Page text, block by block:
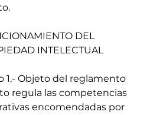
DEL
INTELECTUAL
1.- Objeto del reglamento
regula las competencias
encomendadas por